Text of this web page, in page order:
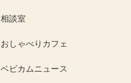
相談室
おしゃべりカフェ
ベビカムニュース